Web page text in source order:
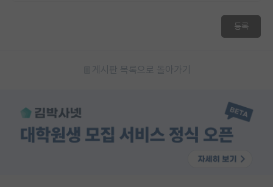
등록
게시판 목록으로 돌아가기